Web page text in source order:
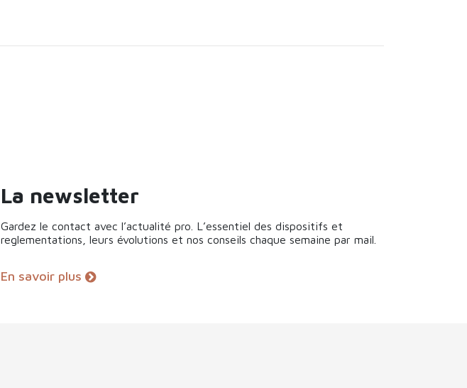
La newsletter
Gardez le contact avec l’actualité pro. L’essentiel des dispositifs et
reglementations, leurs évolutions et nos conseils chaque semaine par mail.
En savoir plus